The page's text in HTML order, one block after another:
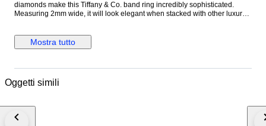
diamonds make this Tiffany & Co. band ring incredibly sophisticated.
Measuring 2mm wide, it will look elegant when stacked with other luxury
Gold Stones Diamond Stamp 750 DIMENSIONS Weight 3.1 grams Band
Thickness 2 Shipping: Secure worldwide express delivery via DHL
professional and protective packaging.
Mostra tutto
Oggetti simili